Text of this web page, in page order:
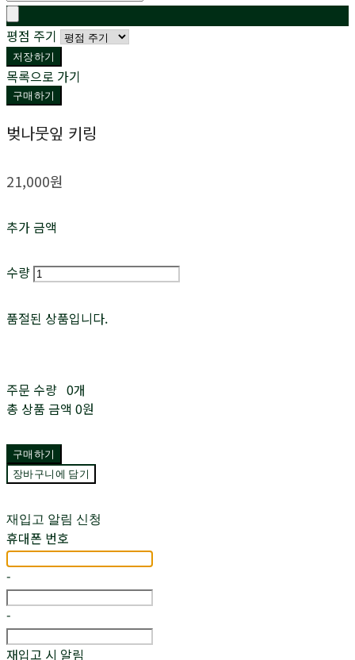
평점 주기
저장하기
목록으로 가기
구매하기
벚나뭇잎 키링
21,000원
추가 금액
수량
품절된 상품입니다.
주문 수량 0개
총 상품 금액 0원
구매하기
장바구니에 담기
재입고 알림 신청
휴대폰 번호
-
-
재입고 시 알림